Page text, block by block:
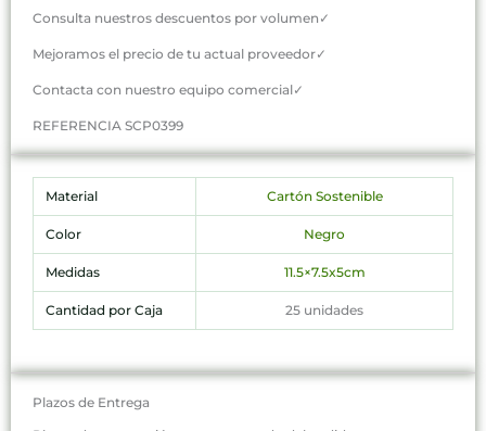
Consulta nuestros descuentos por volumen✓
Mejoramos el precio de tu actual proveedor✓
Contacta con nuestro equipo comercial✓
REFERENCIA SCP0399
Material Cartón Sostenible
Color Negro
Medidas 11.5×7.5x5cm
Cantidad por Caja 25 unidades
Plazos de Entrega